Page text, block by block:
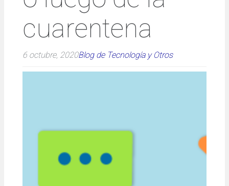
cuarentena
6 octubre, 2020Blog de Tecnología y Otros